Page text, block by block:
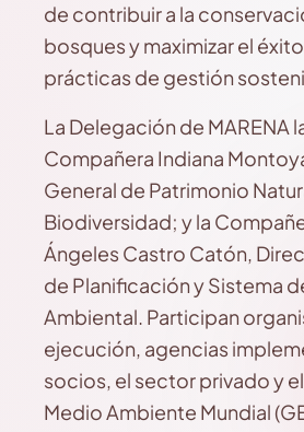
de contribuir a la
bosques y maximizar el
prácticas de gestión
La Delegación de MARENA
Compañera Indiana
General de Patrimonio
Biodiversidad; y la
Ángeles Castro Catón,
de Planificación y Sistema
Ambiental. Participan
ejecución, agencias
socios, el sector privado y
Medio Ambiente Mundial